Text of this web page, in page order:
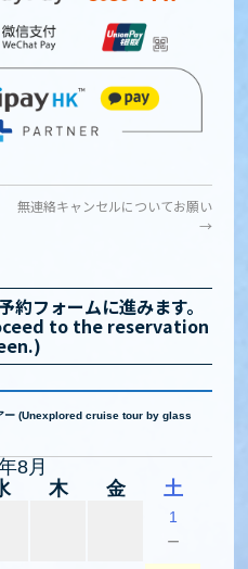
無連絡キャンセルについてお願い
→
約フォームに進みます。
to the reservation
ー (Unexplored cruise tour by glass
8月
木 金 土
1
－